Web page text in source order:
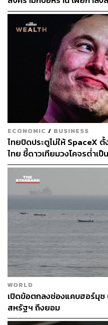
ประเทศในยุโรปตะวันออกแล
เมื่อสงครามเย็นสิ้นสุดลง ภั
หลักขององค์กรหายไป ทำใ
ใหม่ รวมถึงปรับเปลี่ยนโคร
นโยบายเพื่อให้สอดคล้องกับ
นาโตหันมาให้ความสำคั
สร้างความสัมพันธ์อันดีกับส
ความมั่นคงและความร่วมมื
แนวทางส่งเสริมความสัมพั
คอมมิวนิสต์อย่างรัสเซียให้
ภายในภูมิภาค นอกจากนี้นา
เอื้อต่อชีวิตความเป็นอยู่ที่ดีข
นโยบายด้านความมั่นคงที่เอื้
เสริมสร้างความร่วมมือกับป
เหตุการณ์ก่อวินาศกรรม
เวิลด์เทรดเซ็นเตอร์และอา
เป็นเหตุการณ์ที่หลอมรวม
ไปสู่การทำสงครามต่อต้าน
ซึ่งเป็นครั้งแรกและครั้งเดี
การทางทหารร่วมกันภายใต้
ประเทศสมาชิกนาโตถูกโจ
สมาชิกทั้งหมดต้องถือว่าอยู่ใ
เหลือประเทศสมาชิกที่ถูกโจ
ปัจจุบันนาโตกำลังเผชิญกับ
ก่อการร้าย’ ที่เกิดขึ้นบ่อยค
ของรัสเซียภายใต้การนำขอ
โดยเฉพาะการผนวกรวมแห
ECONOMIC / BUSINESS
ไทยปิดประตูไม่ให้ SpaceX
ไทย ชี้ดาวเทียมวงโคจรต่ำเ
ในโต๊ะเจรจาการค้า
WORLD
เปิดข้อตกลงช่องแคบฮอร์มุซ
สหรัฐฯ ถึงยอม